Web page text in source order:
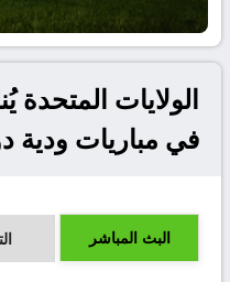
الولايات المتحدة
في مباريات ودية
البث المباشر